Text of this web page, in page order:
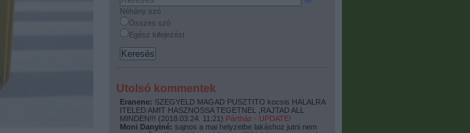
Néhány szó
Összes szó
Egész kifejezést
Utolsó kommentek
Eranene: SZEGYELD MAGAD PUSZTITO kocsis HALALRA
ITELED AMIT HASZNOSSA TEGETNEL ,RAJTAD ALL
MINDEN!!! (2018.03.24. 11:21) Pártház - UPDATE!
Moni Danyiné: sajnos a mai helyzetbe lakáshoz jutni nem